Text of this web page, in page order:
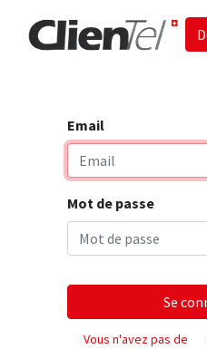
Email
Mot de passe
Se
Vous n'avez pas de